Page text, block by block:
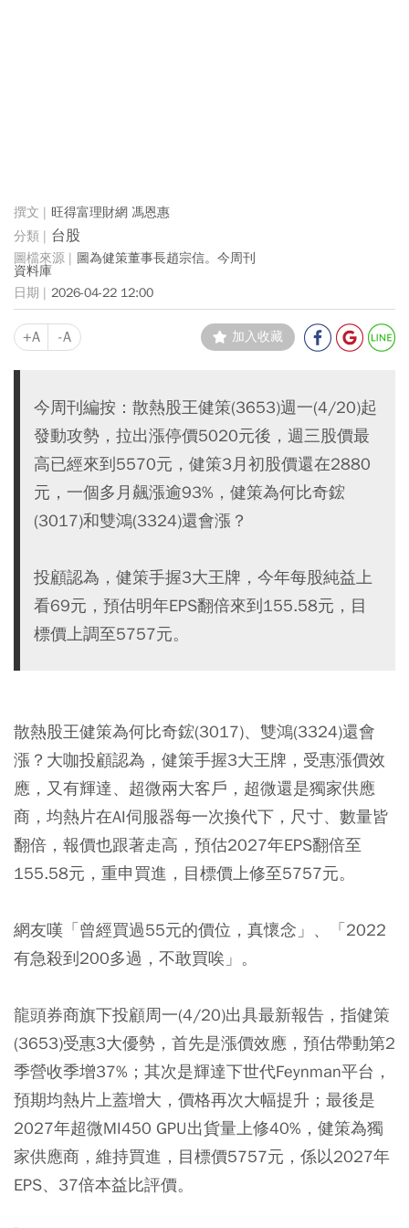
旺得富理財網 馮恩惠
台股
圖為健策董事長趙宗信。今周刊
資料庫
2026-04-22 12:00
+A -A 加入收藏
今周刊編按：散熱股王健策(3653)週一(4/20)起
發動攻勢，拉出漲停價5020元後，週三股價最
高已經來到5570元，健策3月初股價還在2880
元，一個多月飆漲逾93%，健策為何比奇鋐
(3017)和雙鴻(3324)還會漲？
投顧認為，健策手握3大王牌，今年每股純益上
看69元，預估明年EPS翻倍來到155.58元，目
標價上調至5757元。
散熱股王健策為何比奇鋐(3017)、雙鴻(3324)還會
漲？大咖投顧認為，健策手握3大王牌，受惠漲價效
應，又有輝達、超微兩大客戶，超微還是獨家供應
商，均熱片在AI伺服器每一次換代下，尺寸、數量皆
翻倍，報價也跟著走高，預估2027年EPS翻倍至
155.58元，重申買進，目標價上修至5757元。
網友嘆「曾經買過55元的價位，真懷念」、「2022
有急殺到200多過，不敢買唉」。
龍頭券商旗下投顧周一(4/20)出具最新報告，指健策
(3653)受惠3大優勢，首先是漲價效應，預估帶動第2
季營收季增37%；其次是輝達下世代Feynman平台，
預期均熱片上蓋增大，價格再次大幅提升；最後是
2027年超微MI450 GPU出貨量上修40%，健策為獨
家供應商，維持買進，目標價5757元，係以2027年
EPS、37倍本益比評價。